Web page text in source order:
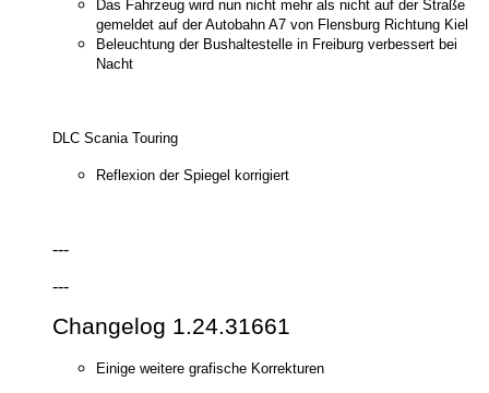
Das Fahrzeug wird nun nicht mehr als nicht auf der Straße
gemeldet auf der Autobahn A7 von Flensburg Richtung Kiel
Beleuchtung der Bushaltestelle in Freiburg verbessert bei
Nacht
DLC Scania Touring
Reflexion der Spiegel korrigiert
---
---
Changelog 1.24.31661
Einige weitere grafische Korrekturen